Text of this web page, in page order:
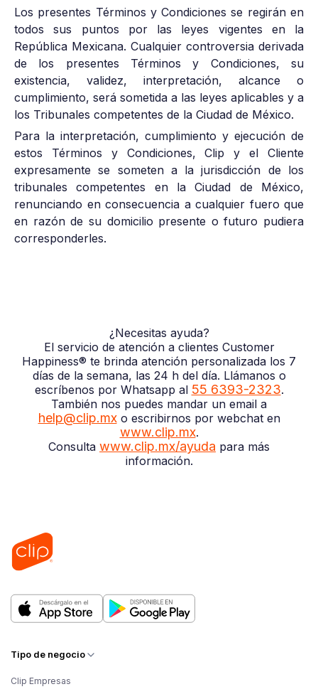
Los presentes Términos y Condiciones se regirán en
todos sus puntos por las leyes vigentes en la
República Mexicana. Cualquier controversia derivada
de los presentes Términos y Condiciones, su
existencia, validez, interpretación, alcance o
cumplimiento, será sometida a las leyes aplicables y a
los Tribunales competentes de la Ciudad de México.
Para la interpretación, cumplimiento y ejecución de
estos Términos y Condiciones, Clip y el Cliente
expresamente se someten a la jurisdicción de los
tribunales competentes en la Ciudad de México,
renunciando en consecuencia a cualquier fuero que
en razón de su domicilio presente o futuro pudiera
corresponderles.
¿Necesitas ayuda?
El servicio de atención a clientes Customer
Happiness® te brinda atención personalizada los 7
días de la semana, las 24 h del día. Llámanos o
escríbenos por Whatsapp al 55 6393-2323.
También nos puedes mandar un email a
help@clip.mxo escribirnos por webchat en
www.clip.mx.
Consulta www.clip.mx/ayuda para más
información.
Tipo de negocio
Clip Empresas